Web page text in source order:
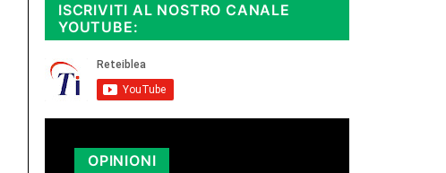
ISCRIVITI AL NOSTRO CANALE
YOUTUBE:
OPINIONI